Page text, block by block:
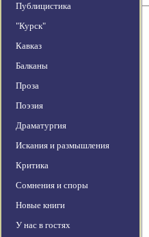
Публицистика
"Курск"
Кавказ
Балканы
Проза
Поэзия
Драматургия
Искания и размышления
Критика
Сомнения и споры
Новые книги
У нас в гостях